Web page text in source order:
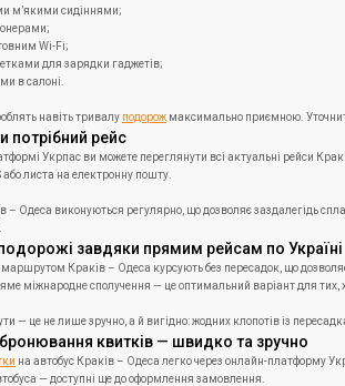
м’якими сидіннями;
Wi-Fi;
для зарядки гаджетів;
в салоні.
навіть тривалу подорож максимально приємною.
потрібний рейс
Укрпас ви можете переглянути всі актуальні рейси
або листа на електронну пошту.
– Одеса виконуються регулярно, що дозволяє заздалегідь
завдяки прямим рейсам по Україні
Краків – Одеса курсують без пересадок, що
міжнародне сполучення — це оптимальний варіант для тих,
— це не лише зручно, а й вигідно: жодних клопотів із
квитків — швидко та зручно
на автобус Краків – Одеса легко через онлайн-платформу
— доступні ще до оформлення замовлення.